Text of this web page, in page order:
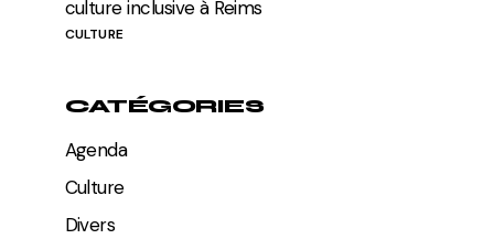
culture inclusive à Reims
CULTURE
CATÉGORIES
Agenda
Culture
Divers